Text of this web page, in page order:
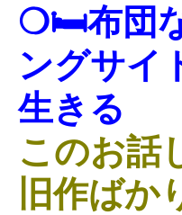
❍🛏布団
ングサイ
生きる
このお話
旧作ば